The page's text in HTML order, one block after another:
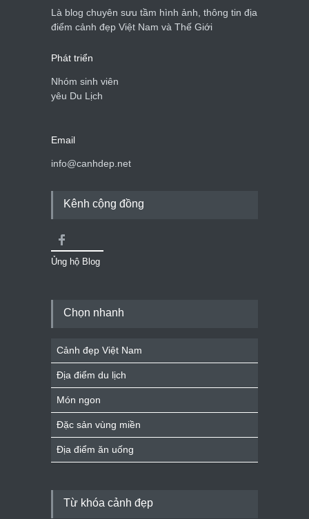
dân dã ở Sài Gòn
Cảnh đẹp Việt Nam 25/04/2020
Là blog chuyên sưu tầm hình ảnh, thông tin địa
điểm cảnh đẹp Việt Nam và Thế Giới
Phát triển
Nhóm sinh viên
yêu Du Lịch
Email
info@canhdep.net
Kênh cộng đồng
Ủng hộ Blog
Chọn nhanh
Cảnh đẹp Việt Nam
Địa điểm du lịch
Món ngon
Đặc sản vùng miền
Địa điểm ăn uống
Từ khóa cảnh đẹp